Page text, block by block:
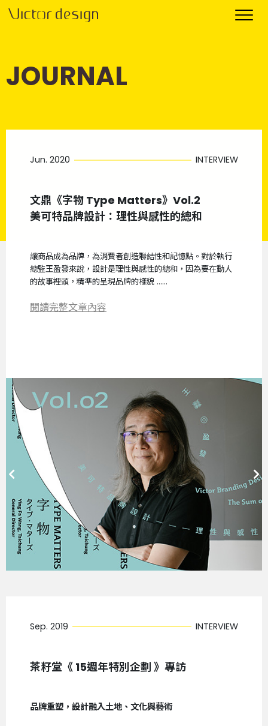
JOURNAL
Jun. 2020 INTERVIEW
文鼎《字物 Type Matters》Vol.2
美可特品牌設計：理性與感性的總和
讓商品成為品牌，為消費者創造聯結性和記憶點。對於執行
總監王盈發來說，設計是理性與感性的總和，因為要在動人
的故事裡頭，精準的呈現品牌的樣貌 ......
閱讀完整文章內容
Sep. 2019 INTERVIEW
茶籽堂《 15週年特別企劃 》專訪
品牌重塑，設計融入土地、文化與藝術